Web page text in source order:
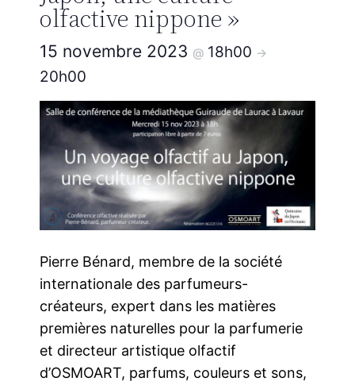
olfactive nippone »
15 novembre 2023 @ 18h00 ->
20h00
Pierre Bénard, membre de la société
internationale des parfumeurs-
créateurs, expert dans les matières
premières naturelles pour la parfumerie
et directeur artistique olfactif
d’OSMOART, parfums, couleurs et sons,